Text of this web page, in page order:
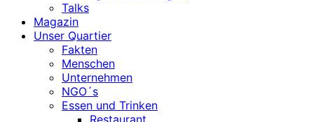
Talks
Magazin
Unser Quartier
Fakten
Menschen
Unternehmen
NGO´s
Essen und Trinken
Restaurant